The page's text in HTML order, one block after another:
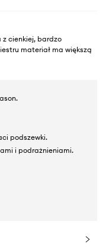
z cienkiej, bardzo
materiał ma większą
podszewki.
i podrażnieniami.